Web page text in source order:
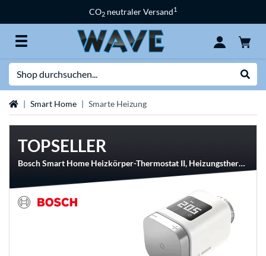
CO2 neutraler Versand1
StartseiteSmart Home Smarte Heizung
TOPSELLER
Bosch Smart Home Heizkörper-Thermostat II, Heizungsthermostat